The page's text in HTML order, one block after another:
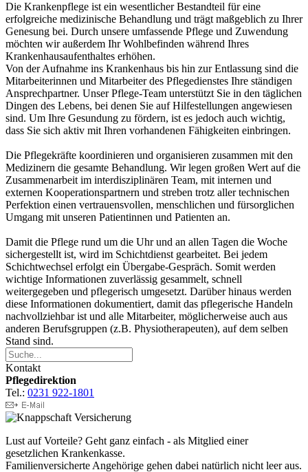
Die Krankenpflege ist ein wesentlicher Bestandteil für eine
erfolgreiche medizinische Behandlung und trägt maßgeblich zu Ihrer
Genesung bei. Durch unsere umfassende Pflege und Zuwendung
möchten wir außerdem Ihr Wohlbefinden während Ihres
Krankenhausaufenthaltes erhöhen.
Von der Aufnahme ins Krankenhaus bis hin zur Entlassung sind die
Mitarbeiterinnen und Mitarbeiter des Pflegedienstes Ihre ständigen
Ansprechpartner. Unser Pflege-Team unterstützt Sie in den täglichen
Dingen des Lebens, bei denen Sie auf Hilfestellungen angewiesen
sind. Um Ihre Gesundung zu fördern, ist es jedoch auch wichtig,
dass Sie sich aktiv mit Ihren vorhandenen Fähigkeiten einbringen.
Die Pflegekräfte koordinieren und organisieren zusammen mit den
Medizinern die gesamte Behandlung. Wir legen großen Wert auf die
Zusammenarbeit im interdisziplinären Team, mit internen und
externen Kooperationspartnern und streben trotz aller technischen
Perfektion einen vertrauensvollen, menschlichen und fürsorglichen
Umgang mit unseren Patientinnen und Patienten an.
Damit die Pflege rund um die Uhr und an allen Tagen die Woche
sichergestellt ist, wird im Schichtdienst gearbeitet. Bei jedem
Schichtwechsel erfolgt ein Übergabe-Gespräch. Somit werden
wichtige Informationen zuverlässig gesammelt, schnell
weitergegeben und pflegerisch umgesetzt. Darüber hinaus werden
diese Informationen dokumentiert, damit das pflegerische Handeln
nachvollziehbar ist und alle Mitarbeiter, möglicherweise auch aus
anderen Berufsgruppen (z.B. Physiotherapeuten), auf dem selben
Stand sind.
Kontakt
Pflegedirektion
Tel.: 0231 922-1801
Lust auf Vorteile? Geht ganz einfach - als Mitglied einer
gesetzlichen Krankenkasse.
Familienversicherte Angehörige gehen dabei natürlich nicht leer aus.